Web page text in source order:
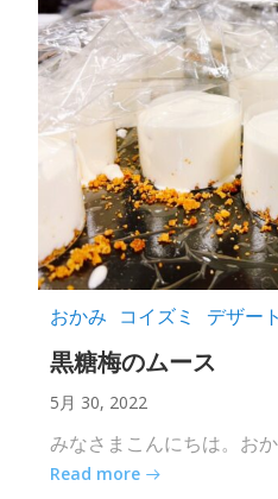
おかみ コイズミ デザート
黒糖梅のムース
5月 30, 2022
みなさまこんにちは。お
Read more